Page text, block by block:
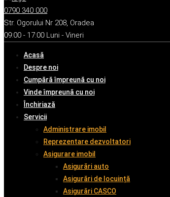
0790 340 000
Str. Ogorului Nr 208, Oradea
09:00 - 17:00 Luni - Vineri
Acasă
Despre noi
Cumpără împreună cu noi
Vinde împreună cu noi
Închiriază
Servicii
Administrare imobil
Reprezentare dezvoltatori
Asigurare imobil
Asigurări auto
Asigurări de locuință
Asigurări CASCO